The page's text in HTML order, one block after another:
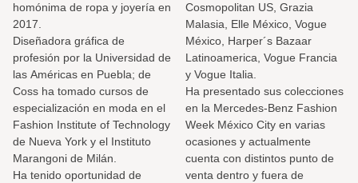
homónima de ropa y joyería en
2017.
Diseñadora gráfica de
profesión por la Universidad de
las Américas en Puebla; de
Coss ha tomado cursos de
especialización en moda en el
Fashion Institute of Technology
de Nueva York y el Instituto
Marangoni de Milán.
Ha tenido oportunidad de
Cosmopolitan US, Grazia
Malasia, Elle México, Vogue
México, Harper´s Bazaar
Latinoamerica, Vogue Francia
y Vogue Italia.
Ha presentado sus colecciones
en la Mercedes-Benz Fashion
Week México City en varias
ocasiones y actualmente
cuenta con distintos punto de
venta dentro y fuera de